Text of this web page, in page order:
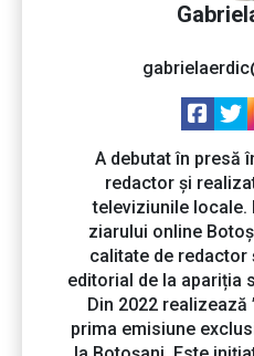
A debutat în presă
redactor și
televiziunile locale.
ziarului online
calitate de
editorial de la apariția
Din 2022 realizează
prima emisiune